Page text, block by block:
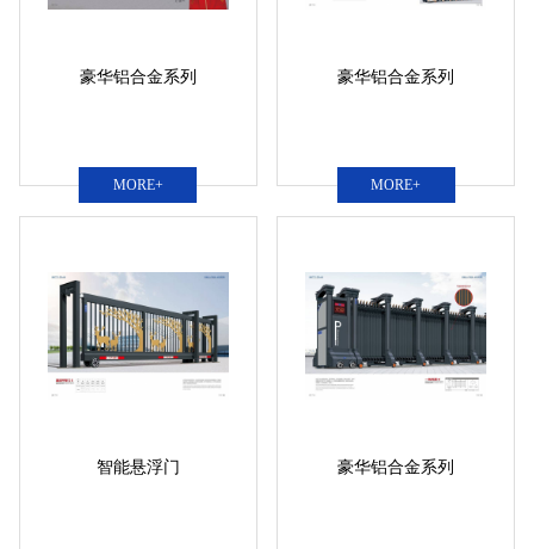
MORE+
豪华铝合金系列
MORE+
豪华铝合金系列
智能悬浮门 豪华铝合金系列